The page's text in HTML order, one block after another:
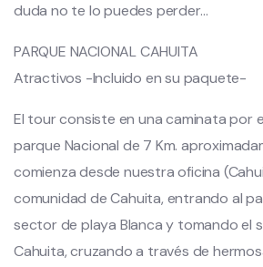
duda no te lo puedes perder…
PARQUE NACIONAL CAHUITA
Atractivos -Incluido en su paquete-
El tour consiste en una caminata por
parque Nacional de 7 Km.
comienza desde nuestra oficina
comunidad de Cahuita, entrando al
sector de playa Blanca y tomando el
Cahuita, cruzando a través de